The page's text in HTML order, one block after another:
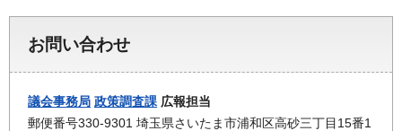
お問い合わせ
議会事務局 政策調査課 広報担当
郵便番号330-9301 埼玉県さいたま市浦和区高砂三丁目15番1